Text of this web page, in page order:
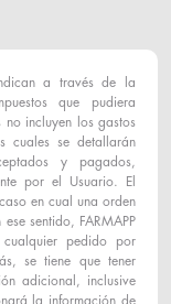
a través de la
que pudiera
no incluyen los gastos
cuales se detallarán
y pagados,
por el Usuario. El
en cual una orden
sentido, FARMAPP
pedido por
se tiene que tener
adicional, inclusive
la información de